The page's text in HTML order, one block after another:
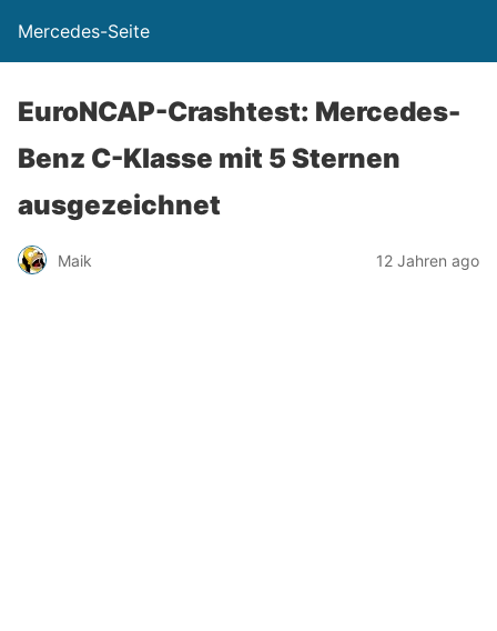
Mercedes-Seite
EuroNCAP-Crashtest: Mercedes-
Benz C-Klasse mit 5 Sternen
ausgezeichnet
Maik 12 Jahren ago